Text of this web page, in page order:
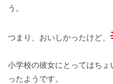
う。
つまり、おいしかったけど、
小学校の彼女にとってはち
ったようです。